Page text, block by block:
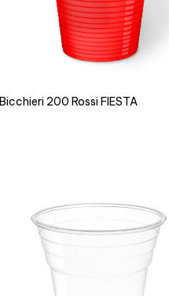
Bicchieri 200 Rossi FIESTA